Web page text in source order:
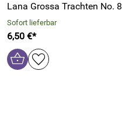
Lana Grossa Trachten No. 8
Sofort lieferbar
6,50 €*